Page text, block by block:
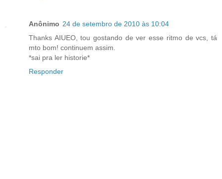
Anônimo 24 de setembro de 2010 às 10:04
Thanks AIUEO, tou gostando de ver esse ritmo de vcs, tá
mto bom! continuem assim.
*sai pra ler historie*
Responder